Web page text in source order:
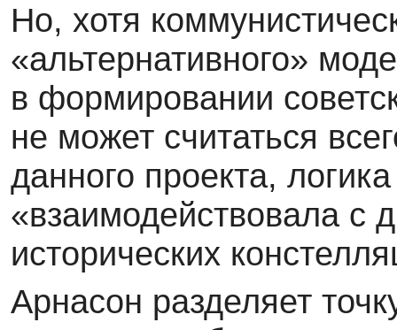
Но, хотя
«альтернативного»
в формировании
не может считаться
данного проекта, логика
«взаимодействовала с
исторических
Арнасон разделяет